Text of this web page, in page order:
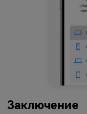
Заключение